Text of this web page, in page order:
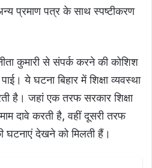
प्रमाण पत्र के साथ स्पष्टीकरण
कुमारी से संपर्क करने की कोशिश
ये घटना बिहार में शिक्षा व्यवस्था
है। जहां एक तरफ सरकार शिक्षा
दावे करती है, वहीं दूसरी तरफ
घटनाएं देखने को मिलती हैं।